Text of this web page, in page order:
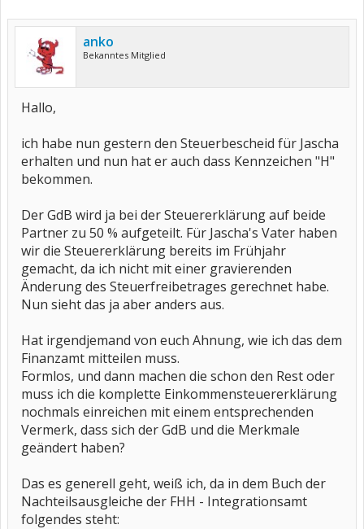
anko
Bekanntes Mitglied
Hallo,
ich habe nun gestern den Steuerbescheid für Jascha
erhalten und nun hat er auch dass Kennzeichen "H"
bekommen.
Der GdB wird ja bei der Steuererklärung auf beide
Partner zu 50 % aufgeteilt. Für Jascha's Vater haben
wir die Steuererklärung bereits im Frühjahr
gemacht, da ich nicht mit einer gravierenden
Änderung des Steuerfreibetrages gerechnet habe.
Nun sieht das ja aber anders aus.
Hat irgendjemand von euch Ahnung, wie ich das dem
Finanzamt mitteilen muss.
Formlos, und dann machen die schon den Rest oder
muss ich die komplette Einkommensteuererklärung
nochmals einreichen mit einem entsprechenden
Vermerk, dass sich der GdB und die Merkmale
geändert haben?
Das es generell geht, weiß ich, da in dem Buch der
Nachteilsausgleiche der FHH - Integrationsamt
folgendes steht: